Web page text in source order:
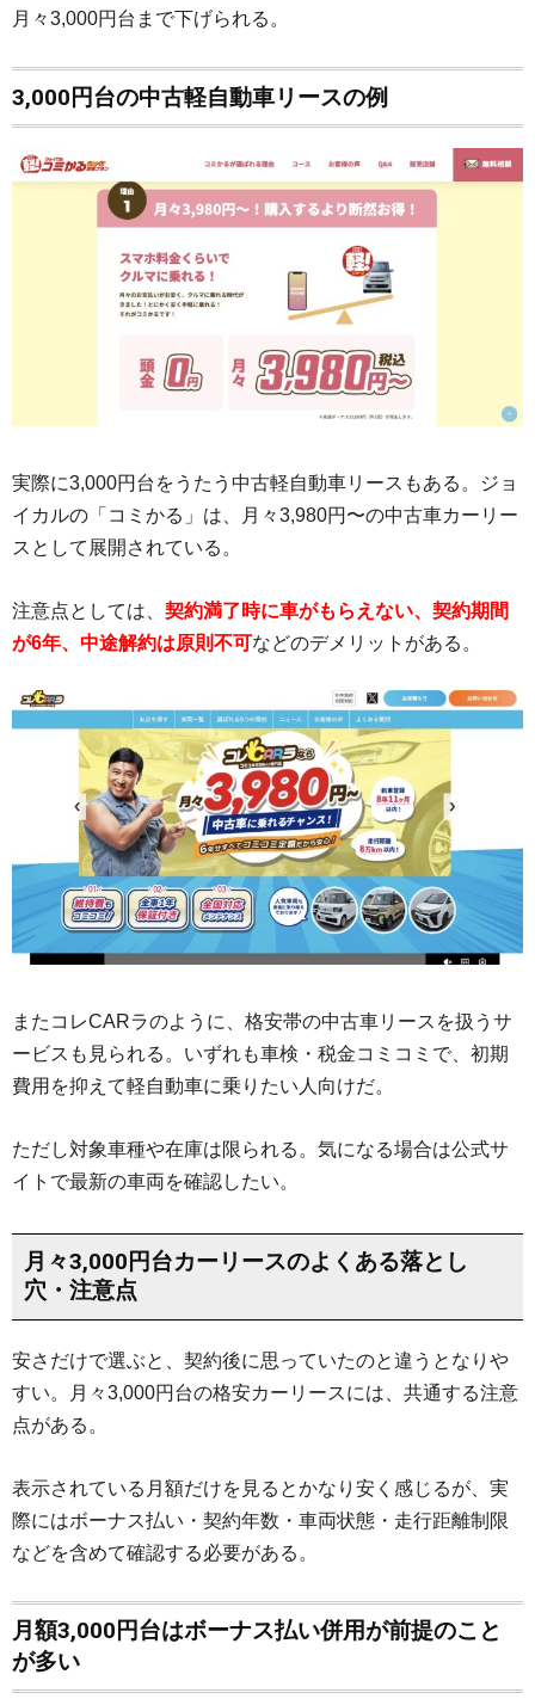
月々3,000円台まで下げられる。
3,000円台の中古軽自動車リースの例
実際に3,000円台をうたう中古軽自動車リースもある。ジョ
イカルの「コミかる」は、月々3,980円〜の中古車カーリー
スとして展開されている。
注意点としては、 契約満了時に車がもらえない、契約期間
が6年、中途解約は原則不可などのデメリットがある。
またコレCARラのように、格安帯の中古車リースを扱うサ
ービスも見られる。いずれも車検・税金コミコミで、初期
費用を抑えて軽自動車に乗りたい人向けだ。
ただし対象車種や在庫は限られる。気になる場合は公式サ
イトで最新の車両を確認したい。
月々3,000円台カーリースのよくある落とし
穴・注意点
安さだけで選ぶと、契約後に思っていたのと違うとなりや
すい。月々3,000円台の格安カーリースには、共通する注意
点がある。
表示されている月額だけを見るとかなり安く感じるが、実
際にはボーナス払い・契約年数・車両状態・走行距離制限
などを含めて確認する必要がある。
月額3,000円台はボーナス払い併用が前提のこと
が多い